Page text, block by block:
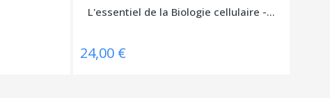
L'essentiel de la Biologie cellulaire -...
24,00 €